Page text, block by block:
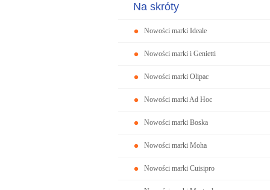
Na skróty
Nowości marki Ideale
Nowości marki i Genietti
Nowości marki Olipac
Nowości marki Ad Hoc
Nowości marki Boska
Nowości marki Moha
Nowości marki Cuisipro